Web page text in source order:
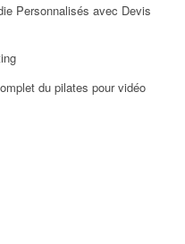
Personnalisés avec Devis
du pilates pour vidéo